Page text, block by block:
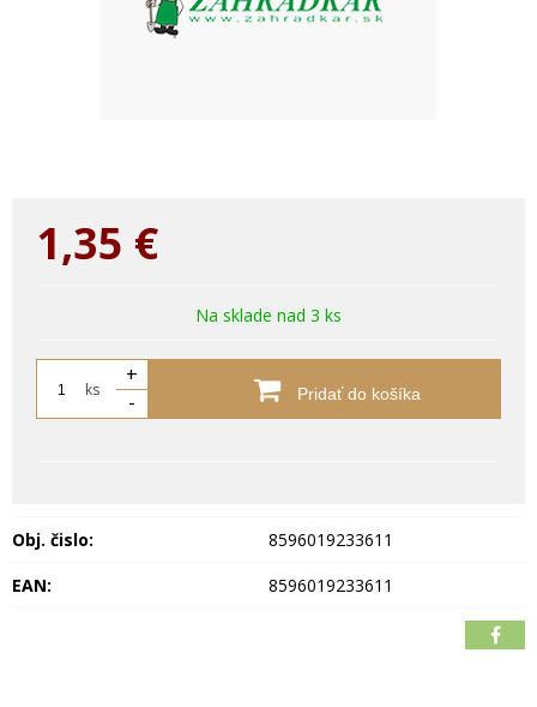
1,35 €
Na sklade nad 3 ks
ks
+
-
Pridať do košíka
Obj. čislo:
8596019233611
EAN:
8596019233611